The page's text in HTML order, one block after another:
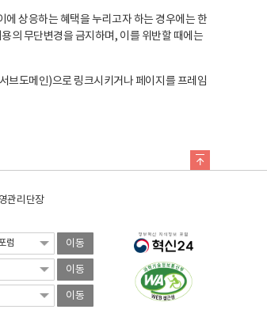
상응하는 혜택을 누리고자 하는 경우에는 한
의 무단변경을 금지하며, 이를 위반할 때에는
브도메인)으로 링크시키거나 페이지를 프레임
관리단장
이동
이동
이동